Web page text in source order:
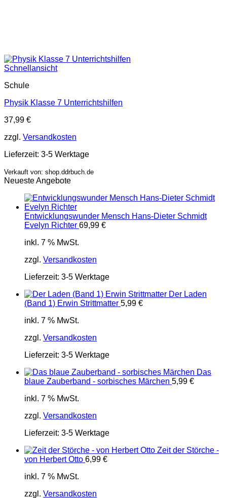
Schnellansicht
Schule
Physik Klasse 7 Unterrichtshilfen
37,99 €
zzgl. Versandkosten
Lieferzeit: 3-5 Werktage
Verkauft von: shop.ddrbuch.de
Neueste Angebote
Entwicklungswunder Mensch Hans-Dieter Schmidt
Evelyn Richter 69,99 €
inkl. 7 % MwSt.
zzgl. Versandkosten
Lieferzeit: 3-5 Werktage
Der Laden
(Band 1) Erwin Strittmatter 5,99 €
inkl. 7 % MwSt.
zzgl. Versandkosten
Lieferzeit: 3-5 Werktage
Das
blaue Zauberband - sorbisches Märchen 5,99 €
inkl. 7 % MwSt.
zzgl. Versandkosten
Lieferzeit: 3-5 Werktage
Zeit der Störche -
von Herbert Otto 6,99 €
inkl. 7 % MwSt.
zzgl. Versandkosten